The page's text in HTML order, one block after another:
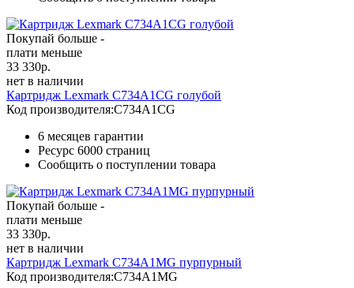
Покупай больше -
плати меньше
33 330р.
нет в наличии
Картридж Lexmark C734A1CG голубой
Код производителя:C734A1CG
6 месяцев гарантии
Ресурс 6000 страниц
Сообщить о поступлении товара
Покупай больше -
плати меньше
33 330р.
нет в наличии
Картридж Lexmark C734A1MG пурпурный
Код производителя:C734A1MG